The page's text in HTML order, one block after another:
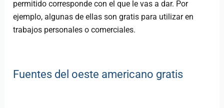
permitido corresponde con el que le vas a dar. Por
ejemplo, algunas de ellas son gratis para utilizar en
trabajos personales o comerciales.
Fuentes del oeste americano gratis